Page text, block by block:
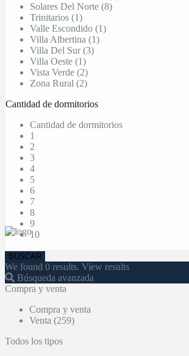
Solares Del Norte (8)
Trinitarios (1)
Valle Escondido (1)
Villa Albertina (1)
Villa Del Sur (3)
Villa Oeste (1)
Vista Verde (2)
Zona Rural (2)
Cantidad de dormitorios
Cantidad de dormitorios
1
2
3
4
5
6
7
8
9
10
We found 0 results. View results
Búsqueda avanzada
Compra y venta
Compra y venta
Venta (259)
Todos los tipos